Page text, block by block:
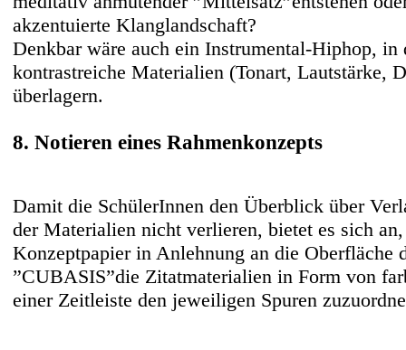
akzentuierte Klanglandschaft?
Denkbar wäre auch ein Instrumental-Hiphop, in
kontrastreiche Materialien (Tonart, Lautstärke,
überlagern.
8. Notieren eines Rahmenkonzepts
Damit die SchülerInnen den Überblick über
der Materialien nicht verlieren, bietet es sich
Konzeptpapier in Anlehnung an die Oberfläche
”CUBASIS”die Zitatmaterialien in Form von
einer Zeitleiste den jeweiligen Spuren